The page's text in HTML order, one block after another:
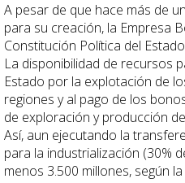
A pesar de que hace más de
para su creación, la Empresa
Constitución Política del
La disponibilidad de recursos
Estado por la explotación de
regiones y al pago de los
de exploración y producción
Así, aun ejecutando la
para la industrialización (30%
menos 3.500 millones, según